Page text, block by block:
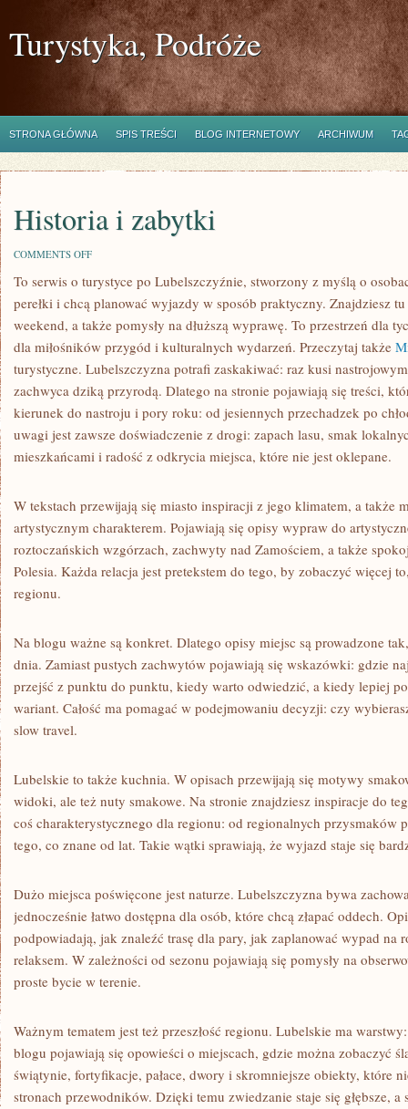
Turystyka, Podróże
STRONA GŁÓWNA SPIS TREŚCI BLOG INTERNETOWY ARCHIWUM
Historia i zabytki
COMMENTS OFFON
I
ZABYTKI
To serwis o turystyce po Lubelszczyźnie, stworzony z myślą o
perełki i chcą planować wyjazdy w sposób praktyczny. Znajdziesz
weekend, a także pomysły na dłuższą wyprawę. To przestrzeń dla
dla miłośników przygód i kulturalnych wydarzeń. Przeczytaj także
turystyczne. Lubelszczyzna potrafi zaskakiwać: raz kusi
zachwyca dziką przyrodą. Dlatego na stronie pojawiają się treści,
kierunek do nastroju i pory roku: od jesiennych przechadzek po
uwagi jest zawsze doświadczenie z drogi: zapach lasu, smak
mieszkańcami i radość z odkrycia miejsca, które nie jest oklepane.
W tekstach przewijają się miasto inspiracji z jego klimatem, a także
artystycznym charakterem. Pojawiają się opisy wypraw do
roztoczańskich wzgórzach, zachwyty nad Zamościem, a także
Polesia. Każda relacja jest pretekstem do tego, by zobaczyć więcej
regionu.
Na blogu ważne są konkret. Dlatego opisy miejsc są prowadzone
dnia. Zamiast pustych zachwytów pojawiają się wskazówki: gdzie
przejść z punktu do punktu, kiedy warto odwiedzić, a kiedy lepiej
wariant. Całość ma pomagać w podejmowaniu decyzji: czy
slow travel.
Lubelskie to także kuchnia. W opisach przewijają się motywy
widoki, ale też nuty smakowe. Na stronie znajdziesz inspiracje do
coś charakterystycznego dla regionu: od regionalnych przysmaków
tego, co znane od lat. Takie wątki sprawiają, że wyjazd staje się
Dużo miejsca poświęcone jest naturze. Lubelszczyzna bywa
jednocześnie łatwo dostępna dla osób, które chcą złapać oddech.
podpowiadają, jak znaleźć trasę dla pary, jak zaplanować wypad na
relaksem. W zależności od sezonu pojawiają się pomysły na
proste bycie w terenie.
Ważnym tematem jest też przeszłość regionu. Lubelskie ma
blogu pojawiają się opowieści o miejscach, gdzie można zobaczyć
świątynie, fortyfikacje, pałace, dwory i skromniejsze obiekty, które
stronach przewodników. Dzięki temu zwiedzanie staje się głębsze,